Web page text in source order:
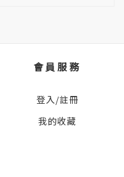
會員服務
登入/註冊
我的收藏